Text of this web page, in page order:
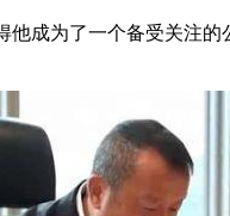
成为了一个备受关注